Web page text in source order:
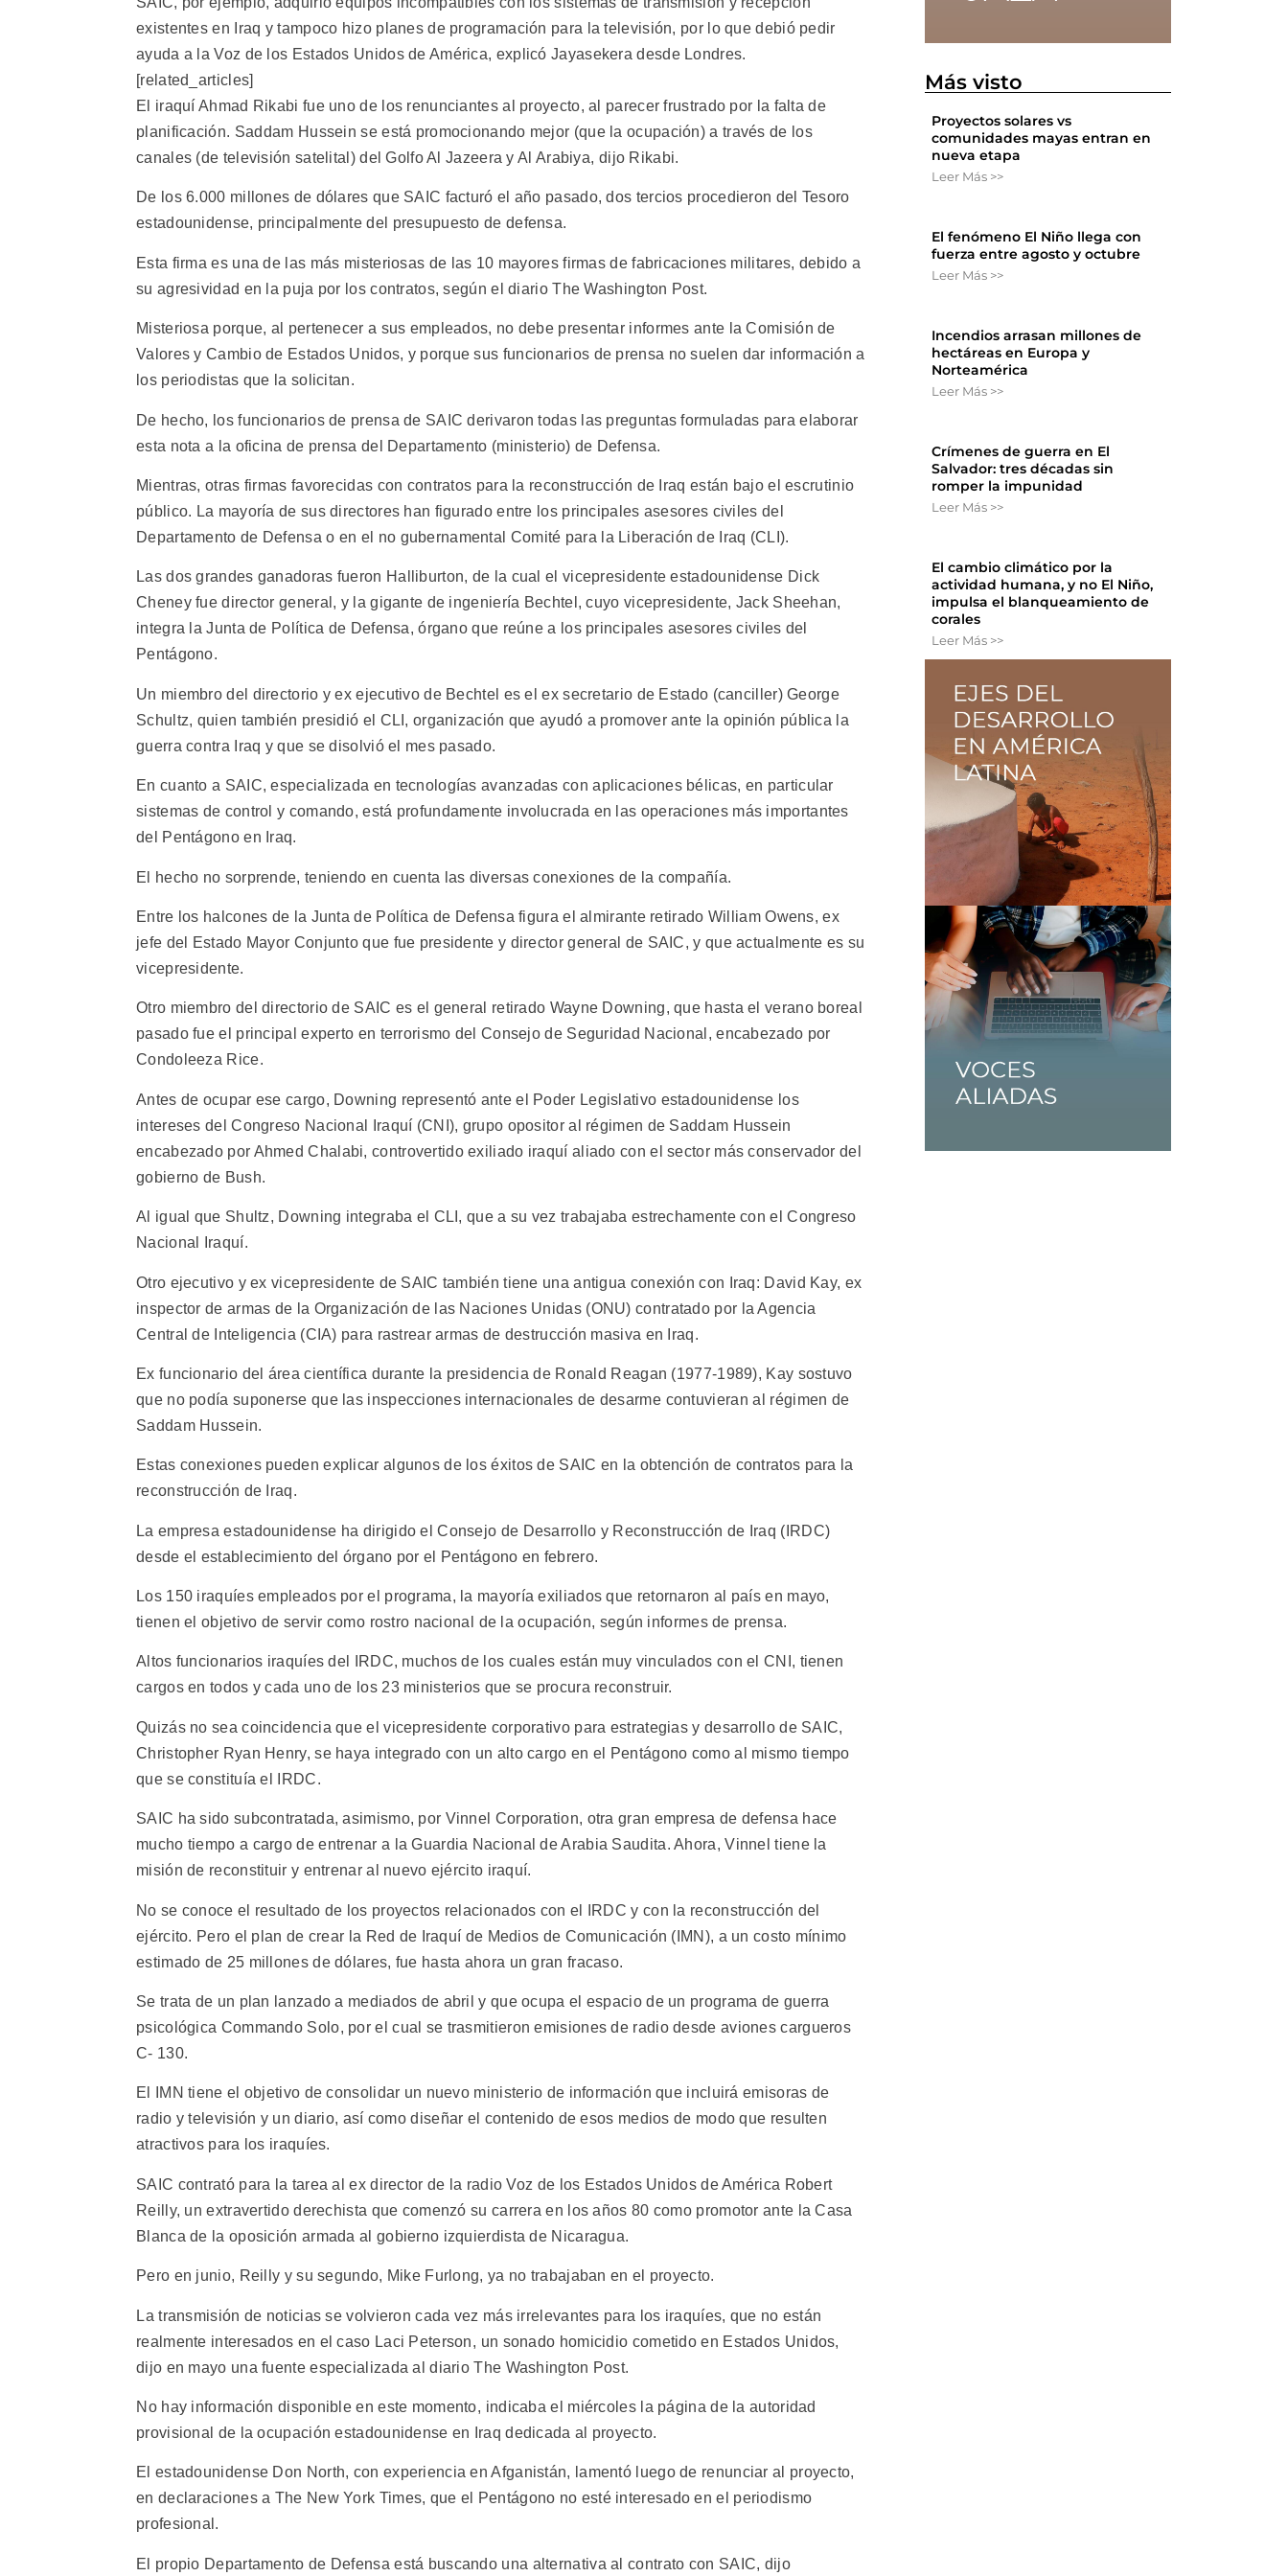
existentes en Iraq y tampoco hizo planes de programación para la televisión, por lo que debió pedir
ayuda a la Voz de los Estados Unidos de América, explicó Jayasekera desde Londres.
[related_articles]
El iraquí Ahmad Rikabi fue uno de los renunciantes al proyecto, al parecer frustrado por la falta de
planificación. Saddam Hussein se está promocionando mejor (que la ocupación) a través de los
canales (de televisión satelital) del Golfo Al Jazeera y Al Arabiya, dijo Rikabi.
De los 6.000 millones de dólares que SAIC facturó el año pasado, dos tercios procedieron del Tesoro
estadounidense, principalmente del presupuesto de defensa.
Esta firma es una de las más misteriosas de las 10 mayores firmas de fabricaciones militares, debido a
su agresividad en la puja por los contratos, según el diario The Washington Post.
Misteriosa porque, al pertenecer a sus empleados, no debe presentar informes ante la Comisión de
Valores y Cambio de Estados Unidos, y porque sus funcionarios de prensa no suelen dar información a
los periodistas que la solicitan.
De hecho, los funcionarios de prensa de SAIC derivaron todas las preguntas formuladas para elaborar
esta nota a la oficina de prensa del Departamento (ministerio) de Defensa.
Mientras, otras firmas favorecidas con contratos para la reconstrucción de Iraq están bajo el escrutinio
público. La mayoría de sus directores han figurado entre los principales asesores civiles del
Departamento de Defensa o en el no gubernamental Comité para la Liberación de Iraq (CLI).
Las dos grandes ganadoras fueron Halliburton, de la cual el vicepresidente estadounidense Dick
Cheney fue director general, y la gigante de ingeniería Bechtel, cuyo vicepresidente, Jack Sheehan,
integra la Junta de Política de Defensa, órgano que reúne a los principales asesores civiles del
Pentágono.
Un miembro del directorio y ex ejecutivo de Bechtel es el ex secretario de Estado (canciller) George
Schultz, quien también presidió el CLI, organización que ayudó a promover ante la opinión pública la
guerra contra Iraq y que se disolvió el mes pasado.
En cuanto a SAIC, especializada en tecnologías avanzadas con aplicaciones bélicas, en particular
sistemas de control y comando, está profundamente involucrada en las operaciones más importantes
del Pentágono en Iraq.
El hecho no sorprende, teniendo en cuenta las diversas conexiones de la compañía.
Entre los halcones de la Junta de Política de Defensa figura el almirante retirado William Owens, ex
jefe del Estado Mayor Conjunto que fue presidente y director general de SAIC, y que actualmente es su
vicepresidente.
Otro miembro del directorio de SAIC es el general retirado Wayne Downing, que hasta el verano boreal
pasado fue el principal experto en terrorismo del Consejo de Seguridad Nacional, encabezado por
Condoleeza Rice.
Antes de ocupar ese cargo, Downing representó ante el Poder Legislativo estadounidense los
intereses del Congreso Nacional Iraquí (CNI), grupo opositor al régimen de Saddam Hussein
encabezado por Ahmed Chalabi, controvertido exiliado iraquí aliado con el sector más conservador del
gobierno de Bush.
Al igual que Shultz, Downing integraba el CLI, que a su vez trabajaba estrechamente con el Congreso
Nacional Iraquí.
Otro ejecutivo y ex vicepresidente de SAIC también tiene una antigua conexión con Iraq: David Kay, ex
inspector de armas de la Organización de las Naciones Unidas (ONU) contratado por la Agencia
Central de Inteligencia (CIA) para rastrear armas de destrucción masiva en Iraq.
Ex funcionario del área científica durante la presidencia de Ronald Reagan (1977-1989), Kay sostuvo
que no podía suponerse que las inspecciones internacionales de desarme contuvieran al régimen de
Saddam Hussein.
Estas conexiones pueden explicar algunos de los éxitos de SAIC en la obtención de contratos para la
reconstrucción de Iraq.
La empresa estadounidense ha dirigido el Consejo de Desarrollo y Reconstrucción de Iraq (IRDC)
desde el establecimiento del órgano por el Pentágono en febrero.
Los 150 iraquíes empleados por el programa, la mayoría exiliados que retornaron al país en mayo,
tienen el objetivo de servir como rostro nacional de la ocupación, según informes de prensa.
Altos funcionarios iraquíes del IRDC, muchos de los cuales están muy vinculados con el CNI, tienen
cargos en todos y cada uno de los 23 ministerios que se procura reconstruir.
Quizás no sea coincidencia que el vicepresidente corporativo para estrategias y desarrollo de SAIC,
Christopher Ryan Henry, se haya integrado con un alto cargo en el Pentágono como al mismo tiempo
que se constituía el IRDC.
SAIC ha sido subcontratada, asimismo, por Vinnel Corporation, otra gran empresa de defensa hace
mucho tiempo a cargo de entrenar a la Guardia Nacional de Arabia Saudita. Ahora, Vinnel tiene la
misión de reconstituir y entrenar al nuevo ejército iraquí.
No se conoce el resultado de los proyectos relacionados con el IRDC y con la reconstrucción del
ejército. Pero el plan de crear la Red de Iraquí de Medios de Comunicación (IMN), a un costo mínimo
estimado de 25 millones de dólares, fue hasta ahora un gran fracaso.
Se trata de un plan lanzado a mediados de abril y que ocupa el espacio de un programa de guerra
psicológica Commando Solo, por el cual se trasmitieron emisiones de radio desde aviones cargueros
C- 130.
El IMN tiene el objetivo de consolidar un nuevo ministerio de información que incluirá emisoras de
radio y televisión y un diario, así como diseñar el contenido de esos medios de modo que resulten
atractivos para los iraquíes.
SAIC contrató para la tarea al ex director de la radio Voz de los Estados Unidos de América Robert
Reilly, un extravertido derechista que comenzó su carrera en los años 80 como promotor ante la Casa
Blanca de la oposición armada al gobierno izquierdista de Nicaragua.
Pero en junio, Reilly y su segundo, Mike Furlong, ya no trabajaban en el proyecto.
La transmisión de noticias se volvieron cada vez más irrelevantes para los iraquíes, que no están
realmente interesados en el caso Laci Peterson, un sonado homicidio cometido en Estados Unidos,
dijo en mayo una fuente especializada al diario The Washington Post.
No hay información disponible en este momento, indicaba el miércoles la página de la autoridad
provisional de la ocupación estadounidense en Iraq dedicada al proyecto.
El estadounidense Don North, con experiencia en Afganistán, lamentó luego de renunciar al proyecto,
en declaraciones a The New York Times, que el Pentágono no esté interesado en el periodismo
profesional.
El propio Departamento de Defensa está buscando una alternativa al contrato con SAIC, dijo
Más visto
Proyectos solares vs
comunidades mayas entran en
nueva etapa
Leer Más >>
El fenómeno El Niño llega con
fuerza entre agosto y octubre
Leer Más >>
Incendios arrasan millones de
hectáreas en Europa y
Norteamérica
Leer Más >>
Crímenes de guerra en El
Salvador: tres décadas sin
romper la impunidad
Leer Más >>
El cambio climático por la
actividad humana, y no El Niño,
impulsa el blanqueamiento de
corales
Leer Más >>